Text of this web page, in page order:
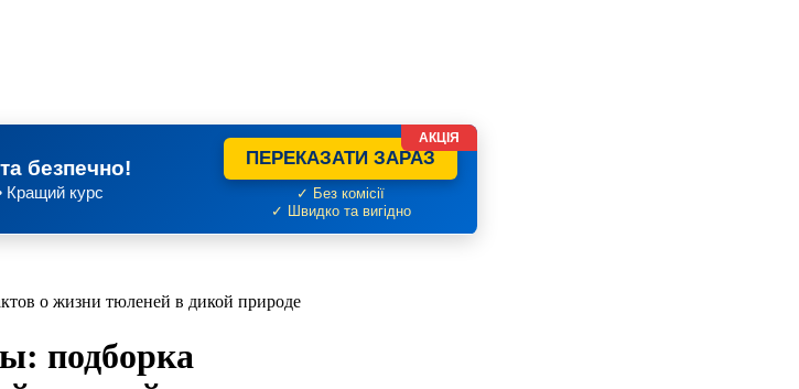
безпечно!
Кращий курс
ПЕРЕКАЗАТИ ЗАРАЗ
✓ Без комісії
✓ Швидко та вигідно
АКЦІЯ
о жизни тюленей в дикой природе
подборка